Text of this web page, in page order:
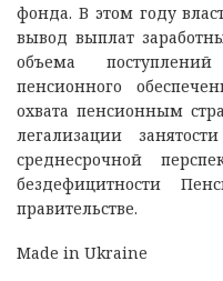
фонда. В этом году
вывод выплат
объема
пенсионного
охвата пенсионным
легализации
среднесрочной
бездефицитности
правительстве.
Made in Ukraine